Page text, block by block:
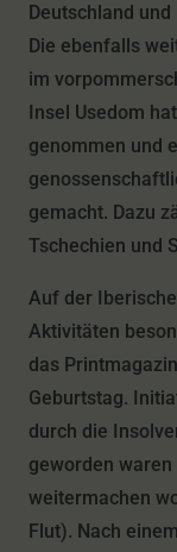
Deutschland
Die ebenfalls
im
Insel Usedom
genommen und
gemacht. Dazu
Tschechien und
Auf der
Aktivitäten
das
Geburtstag.
durch die
geworden
weitermachen
Flut). Nach